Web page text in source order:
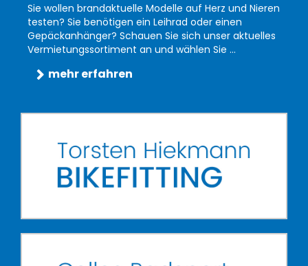
Sie wollen brandaktuelle Modelle auf Herz und Nieren
testen? Sie benötigen ein Leihrad oder einen
Gepäckanhänger? Schauen Sie sich unser aktuelles
Vermietungssortiment an und wählen Sie ...
mehr erfahren